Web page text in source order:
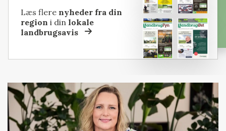
Læs flere nyheder fra din
region i dinlokale
landbrugsavis